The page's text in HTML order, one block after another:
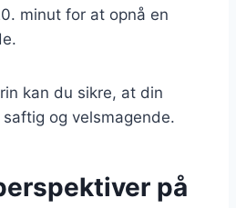
minut for at opnå en
kan du sikre, at din
og velsmagende.
på